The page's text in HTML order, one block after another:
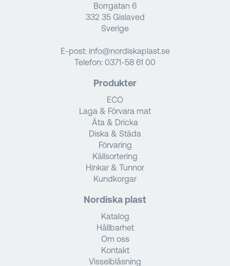
Borrgatan 6
332 35 Gislaved
Sverige
E-post: info@nordiskaplast.se
Telefon: 0371-58 61 00
Produkter
ECO
Laga & Förvara mat
Äta & Dricka
Diska & Städa
Förvaring
Källsortering
Hinkar & Tunnor
Kundkorgar
Nordiska plast
Katalog
Hållbarhet
Om oss
Kontakt
Visselblåsning